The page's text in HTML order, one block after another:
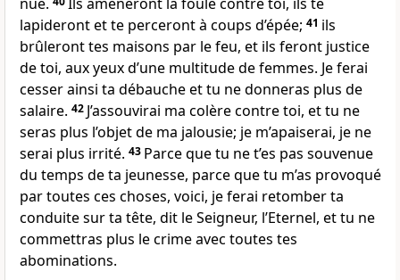
lapideront et te perceront à coups d’épée; 41 ils
brûleront tes maisons par le feu, et ils feront justice
de toi, aux yeux d’une multitude de femmes. Je ferai
cesser ainsi ta débauche et tu ne donneras plus de
salaire. 42 J’assouvirai ma colère contre toi, et tu ne
seras plus l’objet de ma jalousie; je m’apaiserai, je ne
serai plus irrité. 43 Parce que tu ne t’es pas souvenue
du temps de ta jeunesse, parce que tu m’as provoqué
par toutes ces choses, voici, je ferai retomber ta
conduite sur ta tête, dit le Seigneur, l’Eternel, et tu ne
commettras plus le crime avec toutes tes
abominations.